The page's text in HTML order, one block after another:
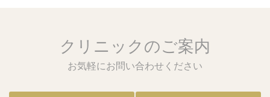
クリニックのご案内
お気軽にお問い合わせください